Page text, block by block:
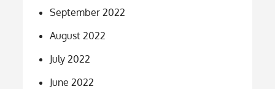
September 2022
August 2022
July 2022
June 2022